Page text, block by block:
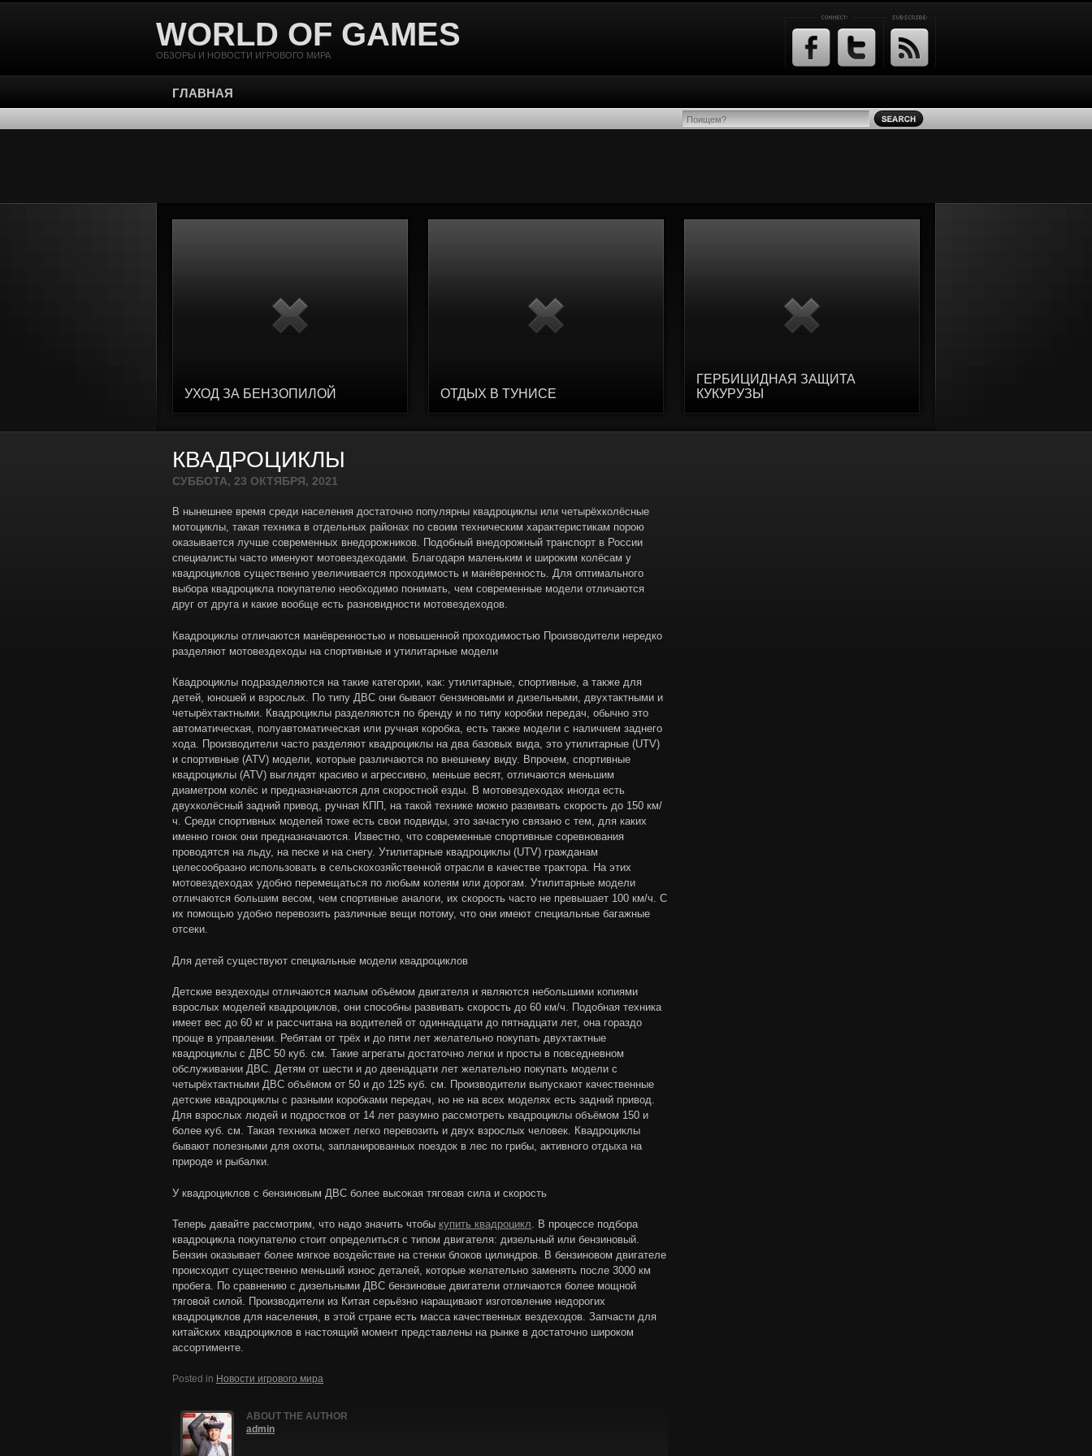
WORLD OF GAMES
ОБЗОРЫ И НОВОСТИ ИГРОВОГО МИРА
ГЛАВНАЯ
УХОД ЗА БЕНЗОПИЛОЙ ОТДЫХ В ТУНИСЕ
ГЕРБИЦИДНАЯ ЗАЩИТА
КУКУРУЗЫ
КВАДРОЦИКЛЫ
СУББОТА, 23 ОКТЯБРЯ, 2021
В нынешнее время среди населения достаточно популярны квадроциклы или четырёхколёсные
мотоциклы, такая техника в отдельных районах по своим техническим характеристикам порою
оказывается лучше современных внедорожников. Подобный внедорожный транспорт в России
специалисты часто именуют мотовездеходами. Благодаря маленьким и широким колёсам у
квадроциклов существенно увеличивается проходимость и манёвренность. Для оптимального
выбора квадроцикла покупателю необходимо понимать, чем современные модели отличаются
друг от друга и какие вообще есть разновидности мотовездеходов.
Квадроциклы отличаются манёвренностью и повышенной проходимостью Производители нередко
разделяют мотовездеходы на спортивные и утилитарные модели
Квадроциклы подразделяются на такие категории, как: утилитарные, спортивные, а также для
детей, юношей и взрослых. По типу ДВС они бывают бензиновыми и дизельными, двухтактными и
четырёхтактными. Квадроциклы разделяются по бренду и по типу коробки передач, обычно это
автоматическая, полуавтоматическая или ручная коробка, есть также модели с наличием заднего
хода. Производители часто разделяют квадроциклы на два базовых вида, это утилитарные (UTV)
и спортивные (ATV) модели, которые различаются по внешнему виду. Впрочем, спортивные
квадроциклы (ATV) выглядят красиво и агрессивно, меньше весят, отличаются меньшим
диаметром колёс и предназначаются для скоростной езды. В мотовездеходах иногда есть
двухколёсный задний привод, ручная КПП, на такой технике можно развивать скорость до 150 км/
ч. Среди спортивных моделей тоже есть свои подвиды, это зачастую связано с тем, для каких
именно гонок они предназначаются. Известно, что современные спортивные соревнования
проводятся на льду, на песке и на снегу. Утилитарные квадроциклы (UTV) гражданам
целесообразно использовать в сельскохозяйственной отрасли в качестве трактора. На этих
мотовездеходах удобно перемещаться по любым колеям или дорогам. Утилитарные модели
отличаются большим весом, чем спортивные аналоги, их скорость часто не превышает 100 км/ч. С
их помощью удобно перевозить различные вещи потому, что они имеют специальные багажные
отсеки.
Для детей существуют специальные модели квадроциклов
Детские вездеходы отличаются малым объёмом двигателя и являются небольшими копиями
взрослых моделей квадроциклов, они способны развивать скорость до 60 км/ч. Подобная техника
имеет вес до 60 кг и рассчитана на водителей от одиннадцати до пятнадцати лет, она гораздо
проще в управлении. Ребятам от трёх и до пяти лет желательно покупать двухтактные
квадроциклы с ДВС 50 куб. см. Такие агрегаты достаточно легки и просты в повседневном
обслуживании ДВС. Детям от шести и до двенадцати лет желательно покупать модели с
четырёхтактными ДВС объёмом от 50 и до 125 куб. см. Производители выпускают качественные
детские квадроциклы с разными коробками передач, но не на всех моделях есть задний привод.
Для взрослых людей и подростков от 14 лет разумно рассмотреть квадроциклы объёмом 150 и
более куб. см. Такая техника может легко перевозить и двух взрослых человек. Квадроциклы
бывают полезными для охоты, запланированных поездок в лес по грибы, активного отдыха на
природе и рыбалки.
У квадроциклов с бензиновым ДВС более высокая тяговая сила и скорость
Теперь давайте рассмотрим, что надо значить чтобы купить квадроцикл. В процессе подбора
квадроцикла покупателю стоит определиться с типом двигателя: дизельный или бензиновый.
Бензин оказывает более мягкое воздействие на стенки блоков цилиндров. В бензиновом двигателе
происходит существенно меньший износ деталей, которые желательно заменять после 3000 км
пробега. По сравнению с дизельными ДВС бензиновые двигатели отличаются более мощной
тяговой силой. Производители из Китая серьёзно наращивают изготовление недорогих
квадроциклов для населения, в этой стране есть масса качественных вездеходов. Запчасти для
китайских квадроциклов в настоящий момент представлены на рынке в достаточно широком
ассортименте.
Posted in Новости игрового мира
ABOUT THE AUTHOR
admin